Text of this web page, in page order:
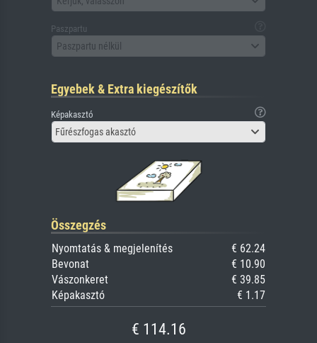
Paszpartu
Paszpartu nélkül
Egyebek & Extra kiegészítők
Képakasztó
Fűrészfogas akasztó
Összegzés
Nyomtatás & megjelenítés
€ 62.24
Bevonat
€ 10.90
Vászonkeret
€ 39.85
Képakasztó
€ 1.17
€ 114.16